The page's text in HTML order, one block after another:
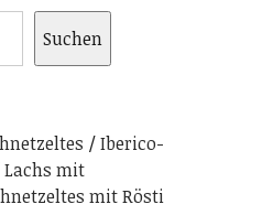
Suchen
Iberico-
Lachs mit
mit Rösti